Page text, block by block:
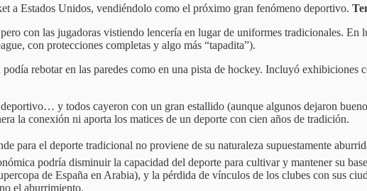
a Estados Unidos, vendiéndolo como el próximo gran fenómeno deportivo.
con las jugadoras vistiendo lencería en lugar de uniformes tradicionales.
con protecciones completas y algo más “tapadita”).
rebotar en las paredes como en una pista de hockey. Incluyó exhibiciones
y todos cayeron con un gran estallido (aunque algunos dejaron
la conexión ni aporta los matices de un deporte con cien años de tradición.
para el deporte tradicional no proviene de su naturaleza supuestamente
podría disminuir la capacidad del deporte para cultivar y mantener su
de España en Arabia), y la pérdida de vínculos de los clubes con sus
el aburrimiento.